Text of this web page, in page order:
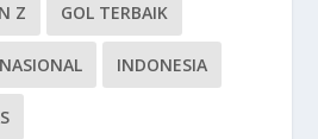
Z GOL TERBAIK
INDONESIA